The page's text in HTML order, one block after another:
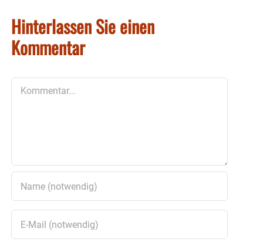
Hinterlassen Sie einen
Kommentar